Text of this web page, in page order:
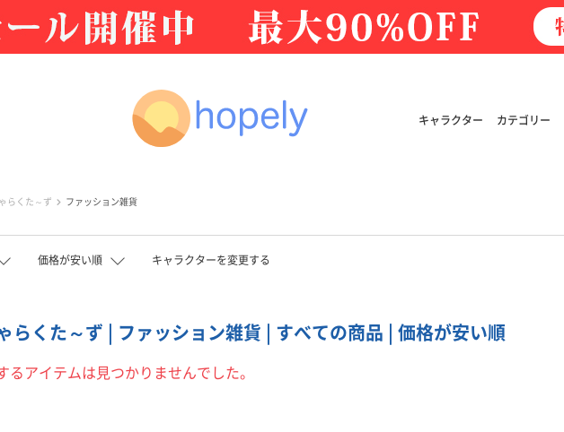
キャラクター カテゴリー
らくた～ず ファッション雑貨
価格が安い順 キャラクターを変更する
らくた～ず | ファッション雑貨 | すべての商品 | 価格が安い順
るアイテムは見つかりませんでした。